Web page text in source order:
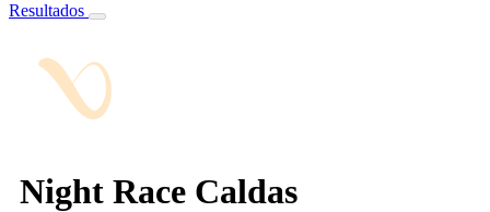
Resultados
Night Race Caldas